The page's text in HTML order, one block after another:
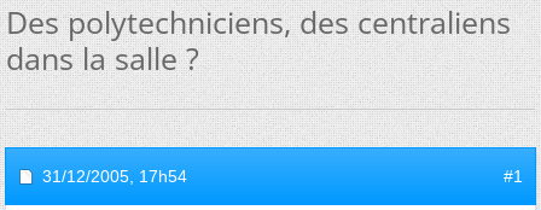
Des polytechniciens, des centraliens
dans la salle ?
31/12/2005, 17h54 #1